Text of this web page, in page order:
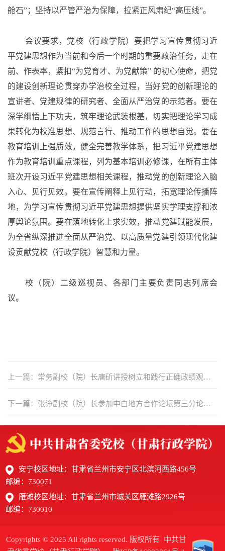
舱石”；坚持以严管严治为保障，拉紧正风肃纪“高压线”。
会议要求，党校（行政学院）要把学习宣传贯彻习近
平党建思想作为当前和今后一个时期的重要政治任务，走在
前、作表率，紧扣“为党育才、为党献策” 的初心使命，把党
的建设创新理论贯穿办学治校全过程，当好党的创新理论的
宣讲者、党建规律的研究者、全面从严治党的示范者。要在
深学细悟上下功夫，筑牢理论武装根基，切实把理论学习成
果转化为校准思想、规范言行、推动工作的思想自觉。要在
教育培训上强质效，健全完善教学体系，把习近平党建思想
作为教育培训重点课程，列为基本培训必修课，在所有主体
班次开设习近平党建思想相关课程，推动党的创新理论入脑
入心、见行见效。要在宣传阐释上见行动，拓宽理论传播阵
地，为学习宣传贯彻习近平党建思想提供坚实学理支撑和浓
厚舆论氛围。要在落地转化上求实效，推动党建赋能发展，
为全省纵深推进全面从严治党、以高质量党建引领现代化建
设贡献党校（行政学院）智慧和力量。
校（院）二级巡视员、各部门主要负责同志列席会
议。
上一篇：常务副校（院）长唐斫讲授树立和践行正确政绩观学
下一篇：张诤副校（院）长参加中白地方合作论坛第三分论坛
安宁校区地址：甘肃省兰州市安宁区北滨河西路456号
邮编：730071
雁滩校区地址：甘肃省兰州市城关区雁滩路2926号
邮编：730010
Copyrights © 2025 All rights reserved. 版权所有 中共甘